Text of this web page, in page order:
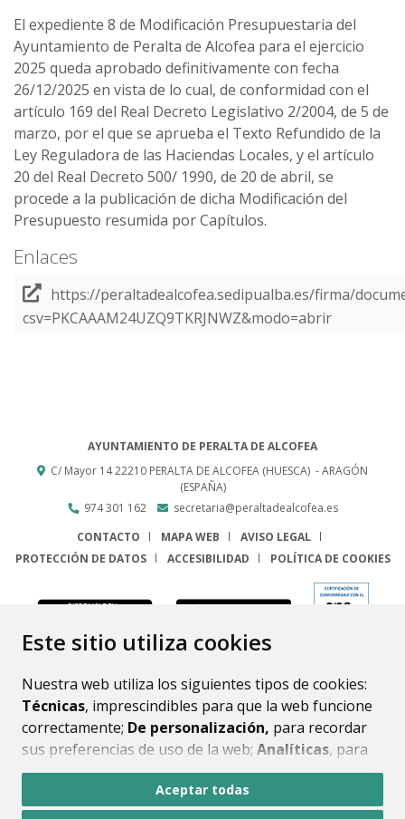
Este sitio utiliza cookies
Nuestra web utiliza los siguientes tipos de cookies:
Técnicas, imprescindibles para que la web funcione
correctamente; De personalización, para recordar
sus preferencias de uso de la web; Analíticas, para
mejorar el funcionamiento de la web y sus servicios.
Si acepta pulsando el botón“Aceptar todas”
Aceptar todas
El expediente 8 de Modificación Presupuestaria del
Ayuntamiento de Peralta de Alcofea para el ejercicio
2025 queda aprobado definitivamente con fecha
26/12/2025 en vista de lo cual, de conformidad con el
artículo 169 del Real Decreto Legislativo 2/2004, de 5 de
marzo, por el que se aprueba el Texto Refundido de la
Ley Reguladora de las Haciendas Locales, y el artículo
20 del Real Decreto 500/ 1990, de 20 de abril, se
procede a la publicación de dicha Modificación del
Presupuesto resumida por Capítulos.
Enlaces
https://peraltadealcofea.sedipualba.es/firma/
csv=PKCAAAM24UZQ9TKRJNWZ&modo=abrir
AYUNTAMIENTO DE PERALTA DE ALCOFEA
C/ Mayor 1422210 PERALTA DE ALCOFEA (HUESCA) - ARAGÓN
(ESPAÑA)
974 301 162
secretaria@peraltadealcofea.es
CONTACTO
MAPA WEB
AVISO LEGAL
PROTECCIÓN DE DATOS
ACCESIBILIDAD POLÍTICA DE COOKIES